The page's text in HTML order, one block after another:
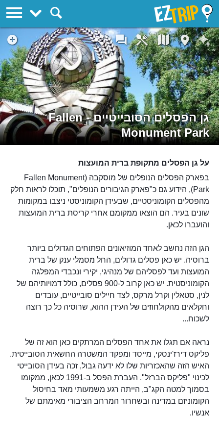
גן הפסלים הסובייטיים - Fallen
Monument Park
על גן הפסלים מתקופת ברית המועצות
בפארק הפסלים הנופלים של מוסקבה (Fallen Monument
Park), הידוע גם כ"פארק הגיבורים הנופלים", תוכלו לראות חלק
מהפסלים הקומוניסטיים, שבעידן הקומוניסטי ניצבו במקומות
שונים בעיר. הם הוצאו ממקומם אחרי קריסת ברית המועצות
והועברו לכאן.
הגן הזה נחשב לאחד המוזיאונים הפתוחים הגדולים ביותר
ברוסיה. יש כאן פסלים גדולים, החל מסמלי ענק של ברית
המועצות ועד לפסליהם של מנהיגי, יקירי ונכבדי המפלגה
הקומוניסטית. יש כאן קרוב ל-900 פסלים, כולל דמויותיהם של
לנין, סטאלין וקרל מרקס, לצד חיילים סובייטיים, עובדים
וחקלאים מהקולחוזים של העידן ההוא, שרוסיה כל כך רוצה
לשכוח...
נראה אם תגלו את אחד הפסלים המרתקים כאן הוא זה של
פליקס דירז'ינסקי, מייסד ומפקד המשטרה החשאית הסובייטית.
האיש הזה שהאכזריות שלו לא ידעה גבול, זכה בעידן הסובייטי
לכינוי "פליקס הברזל". העברת הפסל ב-1991 לכאן, ממקומו
בסמוך למטה הקג"ב, הייתה רגע משמעותי מאד בחיסול
הקומוניזם במדינה ובשחרור המרחב הציבורי מאימתם של
אנשיו.
EZTrip